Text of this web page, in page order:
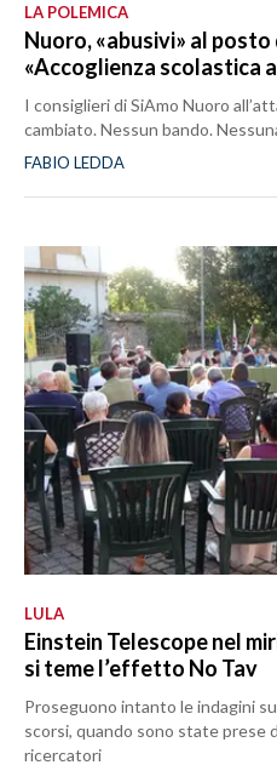
LA POLEMICA
Nuoro, «abusivi» al
«Accoglienza scolastica
I consiglieri di SiAmo Nuoro
cambiato. Nessun bando.
FABIO LEDDA
LULA
Einstein Telescope nel
si teme l’effetto No Tav
Proseguono intanto le indagini
scorsi, quando sono state prese
ricercatori